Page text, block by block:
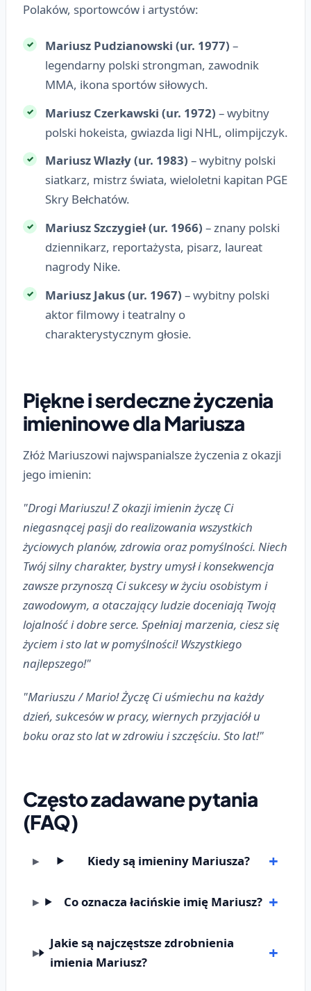
Polaków, sportowców i artystów:
Mariusz Pudzianowski (ur. 1977) –
legendarny polski strongman, zawodnik
MMA, ikona sportów siłowych.
Mariusz Czerkawski (ur. 1972) – wybitny
polski hokeista, gwiazda ligi NHL, olimpijczyk.
Mariusz Wlazły (ur. 1983) – wybitny polski
siatkarz, mistrz świata, wieloletni kapitan PGE
Skry Bełchatów.
Mariusz Szczygieł (ur. 1966) – znany polski
dziennikarz, reportażysta, pisarz, laureat
nagrody Nike.
Mariusz Jakus (ur. 1967) – wybitny polski
aktor filmowy i teatralny o
charakterystycznym głosie.
Piękne i serdeczne życzenia
imieninowe dla Mariusza
Złóż Mariuszowi najwspanialsze życzenia z okazji
jego imienin:
"Drogi Mariuszu! Z okazji imienin życzę Ci
niegasnącej pasji do realizowania wszystkich
życiowych planów, zdrowia oraz pomyślności. Niech
Twój silny charakter, bystry umysł i konsekwencja
zawsze przynoszą Ci sukcesy w życiu osobistym i
zawodowym, a otaczający ludzie doceniają Twoją
lojalność i dobre serce. Spełniaj marzenia, ciesz się
życiem i sto lat w pomyślności! Wszystkiego
najlepszego!"
"Mariuszu / Mario! Życzę Ci uśmiechu na każdy
dzień, sukcesów w pracy, wiernych przyjaciół u
boku oraz sto lat w zdrowiu i szczęściu. Sto lat!"
Często zadawane pytania
(FAQ)
Kiedy są imieniny Mariusza?
Co oznacza łacińskie imię Mariusz?
Jakie są najczęstsze zdrobnienia
imienia Mariusz?